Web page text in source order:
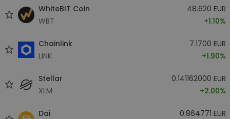
WhiteBIT Coin
WBT
48.620 EUR
+1.10%
Chainlink
LINK
7.1700 EUR
+1.90%
Stellar
XLM
0.141162000 EUR
+2.00%
Dai
0.864771 EUR